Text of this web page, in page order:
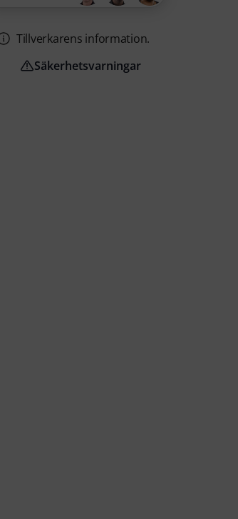
Tillverkarens information.
Säkerhetsvarningar